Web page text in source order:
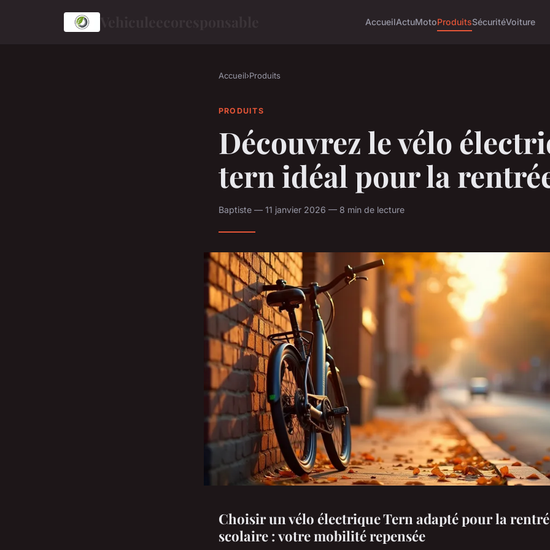
AccueilActuMotoProduitsSécuritéVoiture
Accueil›Produits
PRODUITS
Découvrez le vélo
tern idéal pour la
Baptiste — 11 janvier 2026 — 8 min de lecture
Choisir un vélo électrique Tern adapté pour la
scolaire : votre mobilité repensée